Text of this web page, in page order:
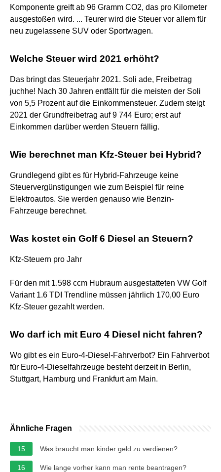
Komponente greift ab 96 Gramm CO2, das pro Kilometer
ausgestoßen wird. ... Teurer wird die Steuer vor allem für
neu zugelassene SUV oder Sportwagen.
Welche Steuer wird 2021 erhöht?
Das bringt das Steuerjahr 2021. Soli ade, Freibetrag
juchhe! Nach 30 Jahren entfällt für die meisten der Soli
von 5,5 Prozent auf die Einkommensteuer. Zudem steigt
2021 der Grundfreibetrag auf 9 744 Euro; erst auf
Einkommen darüber werden Steuern fällig.
Wie berechnet man Kfz-Steuer bei Hybrid?
Grundlegend gibt es für Hybrid-Fahrzeuge keine
Steuervergünstigungen wie zum Beispiel für reine
Elektroautos. Sie werden genauso wie Benzin-
Fahrzeuge berechnet.
Was kostet ein Golf 6 Diesel an Steuern?
Kfz-Steuern pro Jahr
Für den mit 1.598 ccm Hubraum ausgestatteten VW Golf
Variant 1.6 TDI Trendline müssen jährlich 170,00 Euro
Kfz-Steuer gezahlt werden.
Wo darf ich mit Euro 4 Diesel nicht fahren?
Wo gibt es ein Euro-4-Diesel-Fahrverbot? Ein Fahrverbot
für Euro-4-Dieselfahrzeuge besteht derzeit in Berlin,
Stuttgart, Hamburg und Frankfurt am Main.
Ähnliche Fragen
15 Was braucht man kinder geld zu verdienen?
16 Wie lange vorher kann man rente beantragen?